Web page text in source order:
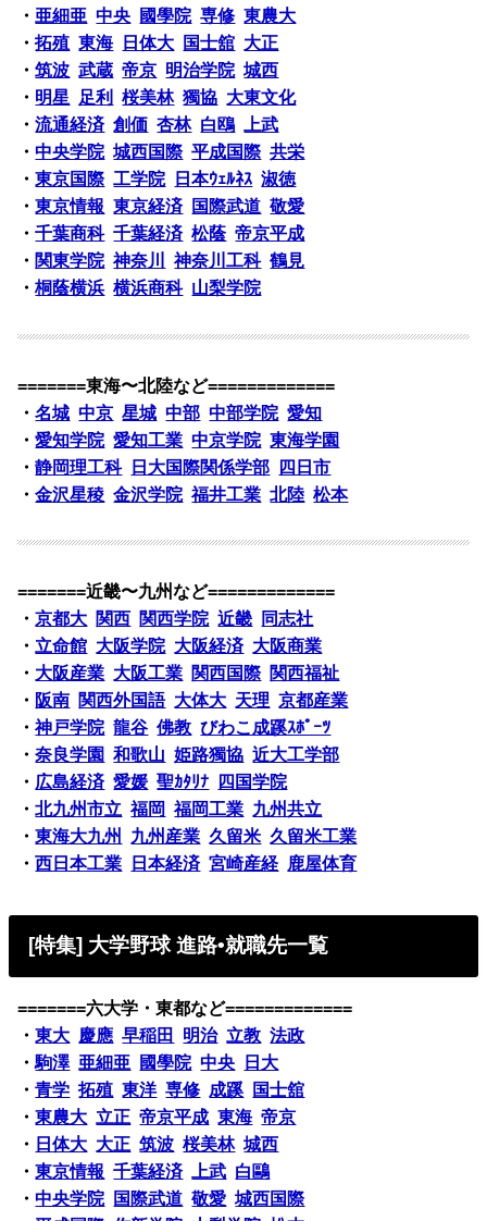
・亜細亜 中央 國學院 専修 東農大
・拓殖 東海 日体大 国士舘 大正
・筑波 武蔵 帝京 明治学院 城西
・ 明星 足利 桜美林 獨協 大東文化
・流通経済 創価 杏林 白鴎 上武
・中央学院 城西国際 平成国際 共栄
・東京国際 工学院 日本ｳｪﾙﾈｽ 淑徳
・東京情報 東京経済 国際武道 敬愛
・千葉商科 千葉経済 松蔭 帝京平成
・ 関東学院 神奈川 神奈川工科 鶴見
・桐蔭横浜 横浜商科 山梨学院
=======東海〜北陸など=============
・名城 中京 星城 中部 中部学院 愛知
・愛知学院 愛知工業 中京学院 東海学園
・静岡理工科 日大国際関係学部
四日市
・金沢星稜 金沢学院 福井工業 北陸 松本
=======近畿〜九州など=============
・京都大 関西 関西学院 近畿
同志社
・ 立命館 大阪学院 大阪経済 大阪商業
・ 大阪産業 大阪工業 関西国際 関西福祉
・ 阪南 関西外国語 大体大 天理 京都産業
・神戸学院 龍谷 佛教 びわこ成蹊ｽﾎﾟｰﾂ
・奈良学園 和歌山 姫路獨協 近大工学部
・ 広島経済 愛媛 聖ｶﾀﾘﾅ
四国学院
・北九州市立 福岡 福岡工業 九州共立
・東海大九州 九州産業 久留米 久留米工業
・西日本工業 日本経済 宮崎産経 鹿屋体育
[特集] 大学野球 進路•就職先一覧
=======六大学・東都など=============
・東大 慶應 早稲田 明治 立教 法政
・駒澤 亜細亜 國學院 中央
日大
・青学 拓殖 東洋 専修 成蹊
国士舘
・東農大 立正 帝京平成 東海 帝京
・ 日体大 大正 筑波 桜美林 城西
・東京情報 千葉経済 上武 白鷗
・中央学院 国際武道 敬愛 城西国際